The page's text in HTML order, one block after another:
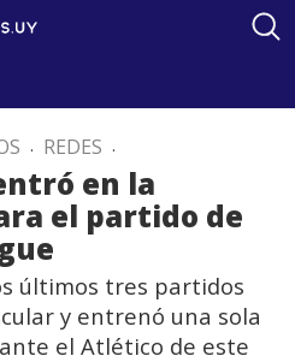
. REDES .
en la
el partido de
últimos tres partidos
y entrenó una sola
el Atlético de este